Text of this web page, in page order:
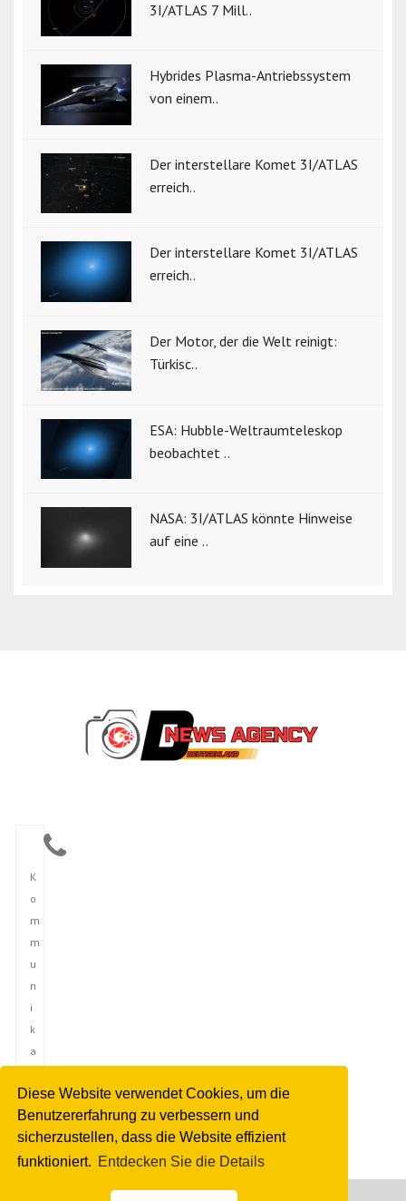
Diese Website verwendet Cookies, um die
Benutzererfahrung zu verbessern und
sicherzustellen, dass die Website effizient
funktioniert. Entdecken Sie die Details
3I/ATLAS 7 Mill..
Hybrides Plasma-Antriebssystem
von einem..
Der interstellare Komet 3I/ATLAS
erreich..
Der interstellare Komet 3I/ATLAS
erreich..
Der Motor, der die Welt reinigt:
Türkisc..
ESA: Hubble-Weltraumteleskop
beobachtet ..
NASA: 3I/ATLAS könnte Hinweise
auf eine ..
K
o
m
m
u
n
i
k
a
i
o
n